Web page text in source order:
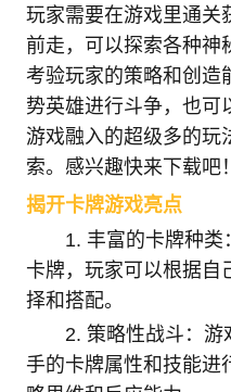
玩家需要在游戏里通关
前走，可以探索各种神
考验玩家的策略和创造
势英雄进行斗争，也可
游戏融入的超级多的玩
索。感兴趣快来下载吧！
揭开卡牌游戏亮点
1. 丰富的卡牌种类
卡牌，玩家可以根据自
择和搭配。
2. 策略性战斗：
手的卡牌属性和技能进